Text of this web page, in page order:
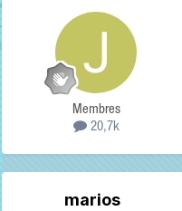
Membres
20,7k
marios